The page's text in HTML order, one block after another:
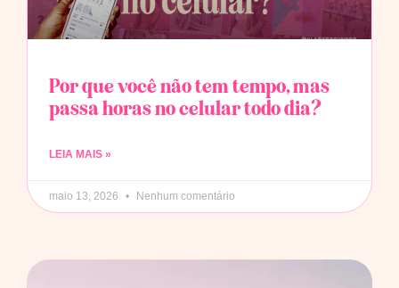
Por que você não tem tempo, mas
passa horas no celular todo dia?
LEIA MAIS »
maio 13, 2026 Nenhum comentário